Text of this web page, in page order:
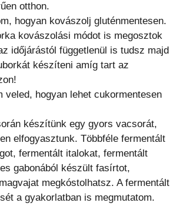
otthon.
hogyan kovászolj gluténmentesen.
kovászolási módot is megosztok
időjárástól függetlenül is tudsz majd
készíteni amíg tart az
veled, hogyan lehet cukormentesen
készítünk egy gyors vacsorát,
elfogyasztunk. Többféle fermentált
fermentált italokat, fermentált
gabonából készült fasírtot,
megkóstolhatsz. A fermentált
a gyakorlatban is megmutatom.